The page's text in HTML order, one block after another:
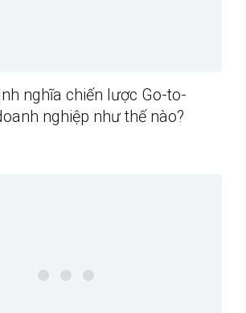
nghĩa chiến lược Go-to-
nghiệp như thế nào?